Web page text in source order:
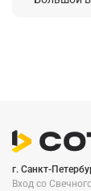
г. Санкт-
Вход со